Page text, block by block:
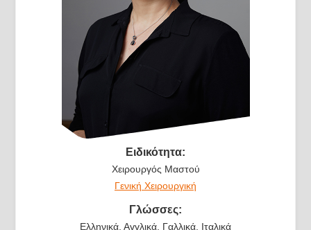
Ειδικότητα:
Χειρουργός Μαστού
Γενική Χειρουργική
Γλώσσες:
Ελληνικά, Αγγλικά, Γαλλικά, Ιταλικά